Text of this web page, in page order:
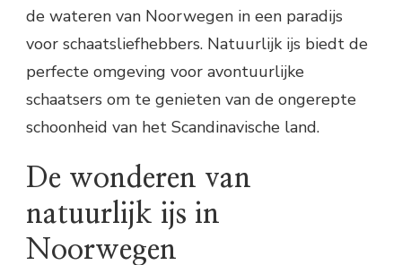
de wateren van Noorwegen in een paradijs
voor schaatsliefhebbers. Natuurlijk ijs biedt de
perfecte omgeving voor avontuurlijke
schaatsers om te genieten van de ongerepte
schoonheid van het Scandinavische land.
De wonderen van
natuurlijk ijs in
Noorwegen